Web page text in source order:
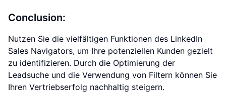
Conclusion:
Nutzen Sie die vielfältigen Funktionen des LinkedIn
Sales Navigators, um Ihre potenziellen Kunden gezielt
zu identifizieren. Durch die Optimierung der
Leadsuche und die Verwendung von Filtern können Sie
Ihren Vertriebserfolg nachhaltig steigern.